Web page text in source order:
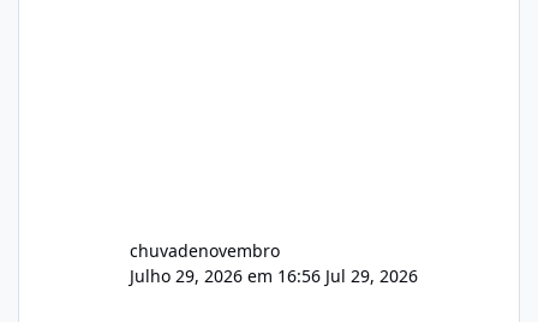
chuvadenovembro
Julho 29, 2026 em 16:56 Jul 29, 2026